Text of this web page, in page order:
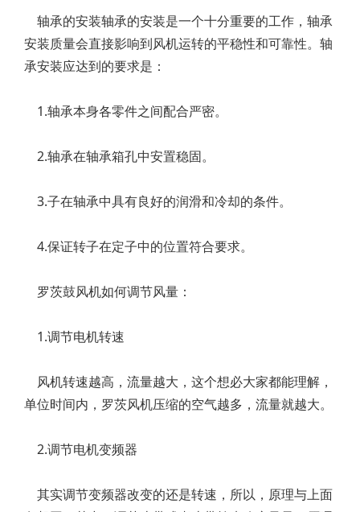
轴承的安装轴承的安装是一个十分重要的工作，轴承
安装质量会直接影响到风机运转的平稳性和可靠性。轴
承安装应达到的要求是：
1.轴承本身各零件之间配合严密。
2.轴承在轴承箱孔中安置稳固。
3.子在轴承中具有良好的润滑和冷却的条件。
4.保证转子在定子中的位置符合要求。
罗茨鼓风机如何调节风量：
1.调节电机转速
风机转速越高，流量越大，这个想必大家都能理解，
单位时间内，罗茨风机压缩的空气越多，流量就越大。
2.调节电机变频器
其实调节变频器改变的还是转速，所以，原理与上面